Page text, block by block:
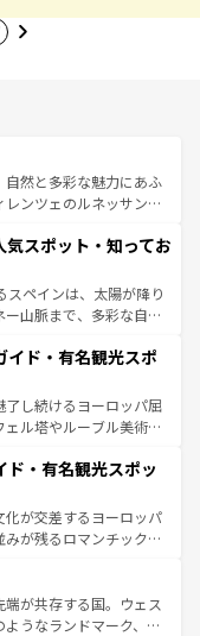
然と多彩な魅力にあふ
ンツェのルネッサンス
景やアマルフィ海岸の絶
光の合間には、本場の
ア料理を堪能することも
、すべての瞬間を楽し
テンツ一覧を参照してほ
スポット・知ってお
スペインは、太陽が降り
山脈まで、多彩な自然
フラメンコ、熱気あふ
生活の一部となってい
囲気や、バルセロナの
古代ローマ遺跡や中世
なるスペインはその個
イド・有名観光スポ
し続けるヨーロッパ屈
ル塔やルーブル美術館
麗な宮殿、歴史的な大
自然が、訪れる者を心
食の国としても知ら
化遺産にも登録されて
楽しみ方が可能だ。さ
溢れており、どの街角に
。パリ以外の個性あふ
ド・有名観光スポッ
化が交差するヨーロッパ
が残るロマンチック街
飽きることがない。ベ
のアルプスの絶景、そ
た風景は必見。ビール
が共存する国。ウェス
うなランドマーク、歴